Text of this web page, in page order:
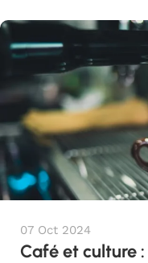
07 Oct 2024
Café et culture